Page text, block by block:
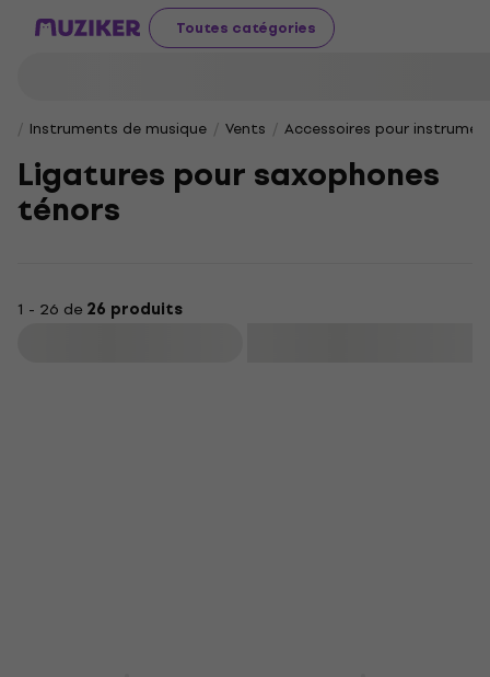
Toutes catégories
Instruments de musique Vents Accessoires pour
Ligatures pour saxophones
ténors
1 - 26 de 26 produits